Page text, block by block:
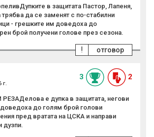
в защитата Пастор, Лапеня,
да се заменят с по-стабилни
- грешките им доведоха до
брой получени голове през сезона.
отговор
!
г.
3 2
е дупка в защитата, негови
до голям брой голови
пред вратата на ЦСКА и направи
дузпи.